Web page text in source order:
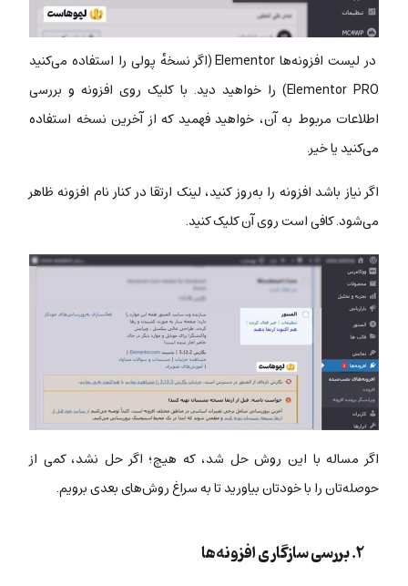
در لیست افزونه‌ها Elementor (اگر نسخهٔ پولی را استفاده می‌کنید
Elementor PRO) را خواهید دید. با کلیک روی افزونه و بررسی
اطلاعات مربوط به آن، خواهید فهمید که از آخرین نسخه استفاده
می‌کنید یا خیر.
اگر نیاز باشد افزونه را به‌روز کنید، لینک ارتقا در کنار نام افزونه ظاهر
می‌شود. کافی است روی آن کلیک کنید.
اگر مساله با این روش حل شد، که هیچ؛ اگر حل نشد، کمی از
حوصله‌تان را با خودتان بیاورید تا به سراغ روش‌های بعدی برویم.
۲. بررسی سازگاری افزونه‌ها